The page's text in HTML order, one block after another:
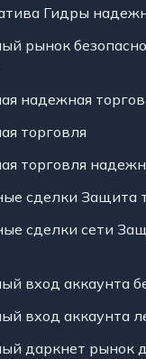
Гидры
рынок
надежная
торговля
торговля
сделки Защита
сделки сети
вход аккаунта
вход аккаунта
даркнет рынок